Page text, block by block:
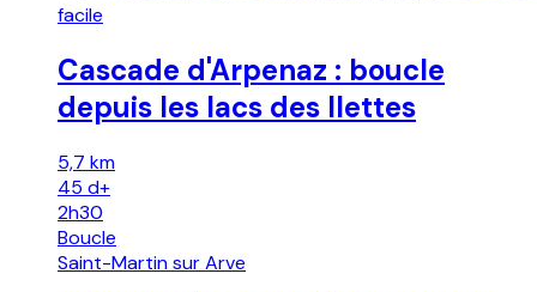
facile
Cascade d'Arpenaz : boucle
depuis les lacs des Ilettes
5,7 km
45 d+
2h30
Boucle
Saint-Martin sur Arve